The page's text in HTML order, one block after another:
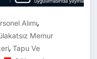
Alımı,
Memur
, Tapu Ve